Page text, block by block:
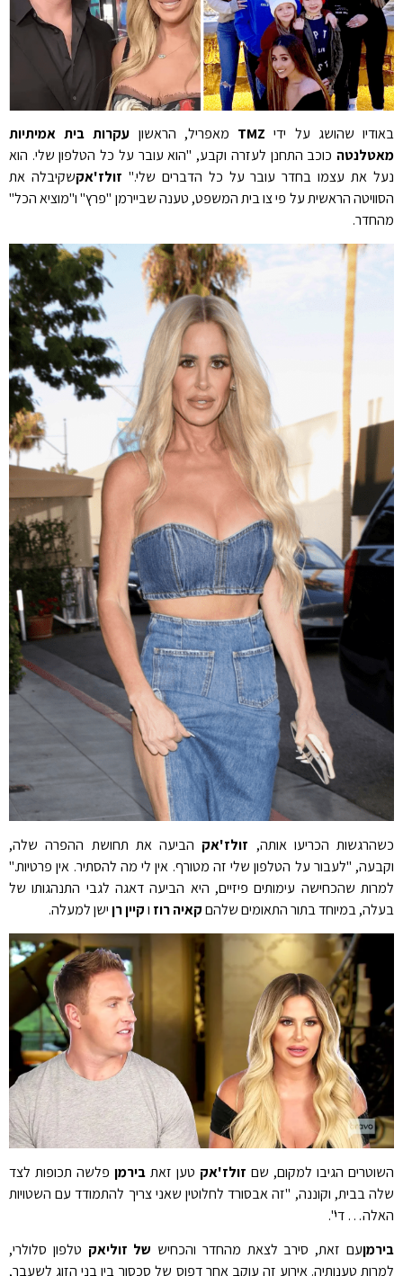
באודיו שהושג על ידי TMZ מאפריל, הראשון עקרות בית אמיתיות
מאטלנטה כוכב התחנן לעזרה וקבע, "הוא עובר על כל הטלפון שלי. הוא
נעל את עצמו בחדר עובר על כל הדברים שלי." זולז'אקשקיבלה את
הסוויטה הראשית על פי צו בית המשפט, טענה שביירמן "פרץ" ו"מוציא הכל"
מהחדר.
כשהרגשות הכריעו אותה, זולז'אק הביעה את תחושת ההפרה שלה,
וקבעה, "לעבור על הטלפון שלי זה מטורף. אין לי מה להסתיר. אין פרטיות."
למרות שהכחישה עימותים פיזיים, היא הביעה דאגה לגבי התנהגותו של
בעלה, במיוחד בתור התאומים שלהםקאיה רוז וקיין רןישן למעלה.
השוטרים הגיבו למקום, שם זולז'אק טען זאת בירמן פלשה תכופות לצד
שלה בבית, וקוננה, "זה אבסורד לחלוטין שאני צריך להתמודד עם השטויות
האלה… די".
בירמןעם זאת, סירב לצאת מהחדר והכחיש של זוליאק טלפון סלולרי,
למרות טענותיה. אירוע זה עוקב אחר דפוס של סכסוך בין בני הזוג לשעבר,